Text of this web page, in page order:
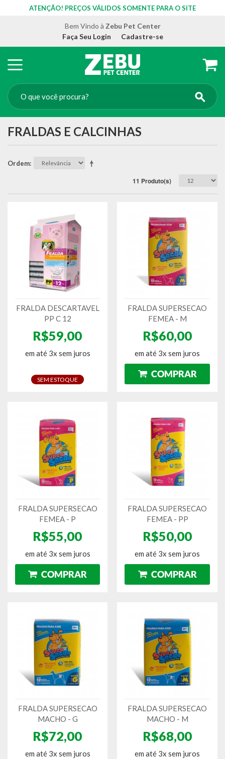
ATENÇÃO! PREÇOS VÁLIDOS SOMENTE PARA O SITE
Bem Vindo à Zebu Pet Center
Faça Seu Login
Cadastre-se
FRALDAS E CALCINHAS
Ordem
11 Produto(s)
FRALDA DESCARTAVEL
PP C 12
R$59,00
em até 3x sem juros
SEM ESTOQUE
FRALDA SUPERSECAO
FEMEA - M
R$60,00
em até 3x sem juros
FRALDA SUPERSECAO
FEMEA - P
R$55,00
em até 3x sem juros
FRALDA SUPERSECAO
FEMEA - PP
R$50,00
em até 3x sem juros
FRALDA SUPERSECAO
MACHO - G
R$72,00
em até 3x sem juros
FRALDA SUPERSECAO
MACHO - M
R$68,00
em até 3x sem juros